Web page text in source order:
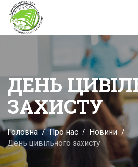
ДЕНЬ
ЗАХИСТУ
Головна Про нас
Новини
День цивільного захисту